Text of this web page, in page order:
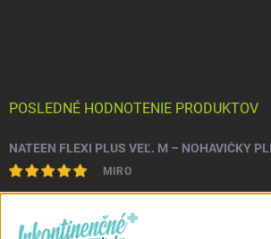
POSLEDNÉ HODNOTENIE PRODUKTOV
NATEEN FLEXI PLUS VEĽ. M – NOHAVIČKY
MIRO
nepretekajú po stranách.